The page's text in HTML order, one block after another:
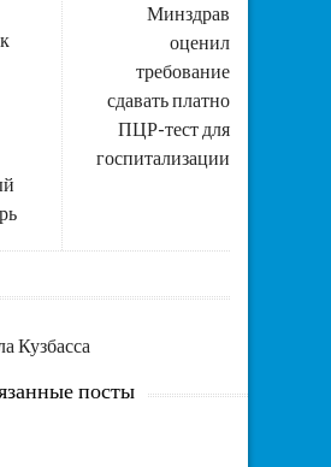
Минздрав
оценил
требование
сдавать платно
ПЦР-тест для
госпитализации
Кузбасса
посты